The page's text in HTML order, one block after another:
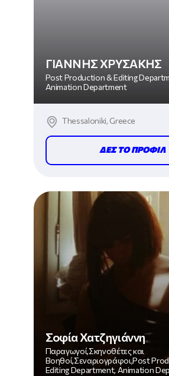
ΓΙΑΝΝΗΣ ΧΡΥΣΑΚΗΣ
Post Production & Editing
Animation Department
Thessaloniki, Greece
ΔΕΣ ΤΟ ΠΡΟΦΙΛ
Σοφία Χατζηγιάννη
Παραγωγοί,Σκηνοθέτες και
Βοηθοί,Σεναριογράφοι,Post
Editing Department, Animation